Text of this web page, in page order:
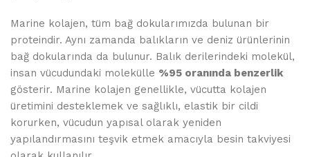
Marine kolajen, tüm bağ dokularımızda bulunan bir
proteindir. Aynı zamanda balıkların ve deniz ürünlerinin
bağ dokularında da bulunur. Balık derilerindeki molekül,
insan vücudundaki molekülle %95 oranında benzerlik
gösterir. Marine kolajen genellikle, vücutta kolajen
üretimini desteklemek ve sağlıklı, elastik bir cildi
korurken, vücudun yapısal olarak yeniden
yapılandırmasını teşvik etmek amacıyla besin takviyesi